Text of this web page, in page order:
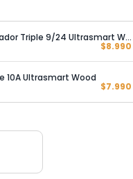
Interruptor Conmutador Triple 9/24 Ultrasmart Wood
$8.990
10A Ultrasmart Wood
$7.990